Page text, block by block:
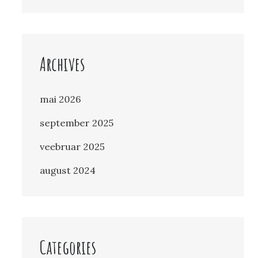
Archives
mai 2026
september 2025
veebruar 2025
august 2024
Categories